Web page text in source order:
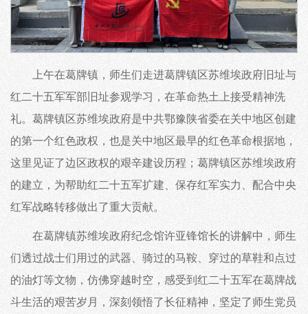
上午在葛牌镇，师生们走进葛牌镇区苏维埃政府旧址与
红二十五军军部旧址参观学习，在革命热土上接受精神洗
礼。葛牌镇区苏维埃政府是中共鄂豫陕省委在关中地区创建
的第一个红色政权，也是关中地区最早的红色革命根据地，
这里见证了边区政权的艰辛建设历程；葛牌镇区苏维埃政府
的建立，为帮助红二十五军扩建、保存红军实力、配合中央
红军战略转移做出了重大贡献。
在葛牌镇苏维埃政府纪念馆许亚锋馆长的讲解中，师生
们透过战士们用过的武器、骑过的马鞍、穿过的草鞋和点过
的油灯等文物，仿佛穿越时空，感受到红二十五军在葛牌战
斗生活的艰苦岁月，深刻领悟了长征精神，坚定了师生党员